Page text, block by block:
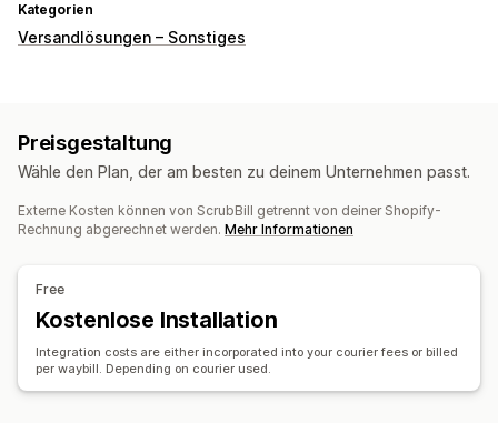
Kategorien
Versandlösungen – Sonstiges
Preisgestaltung
Wähle den Plan, der am besten zu deinem Unternehmen passt.
Externe Kosten können von ScrubBill getrennt von deiner Shopify-
Rechnung abgerechnet werden. Mehr Informationen
Free
Kostenlose Installation
Integration costs are either incorporated into your courier fees or billed
per waybill. Depending on courier used.